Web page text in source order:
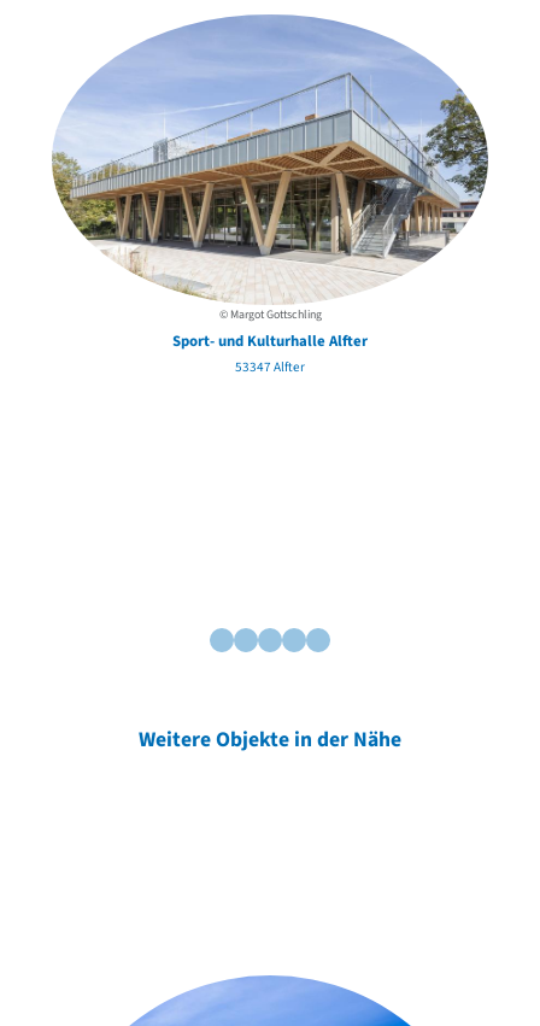
© Margot Gottschling
Sport- und Kulturhalle Alfter
53347 Alfter
Weitere Objekte in der Nähe